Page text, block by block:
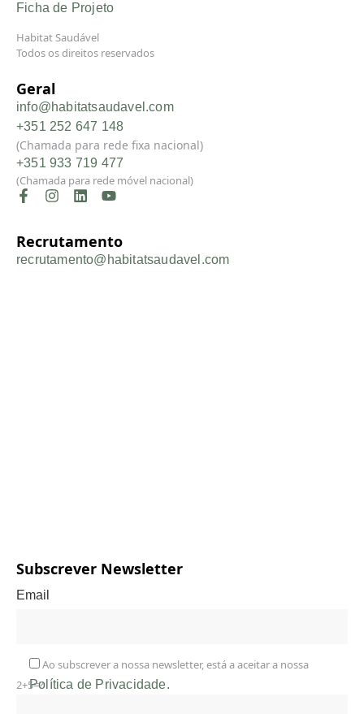
Ficha de Projeto
Habitat Saudável
Todos os direitos reservados
Geral
info@habitatsaudavel.com
+351 252 647 148
(Chamada para rede fixa nacional)
+351 933 719 477
(Chamada para rede móvel nacional)
Recrutamento
recrutamento@habitatsaudavel.com
Subscrever Newsletter
Email
Ao subscrever a nossa newsletter, está a aceitar a nossa
Política de Privacidade.
2+5=?